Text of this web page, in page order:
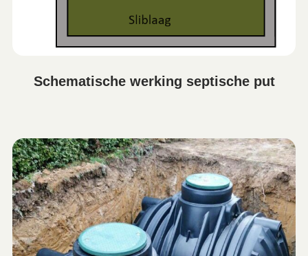
Schematische werking septische put